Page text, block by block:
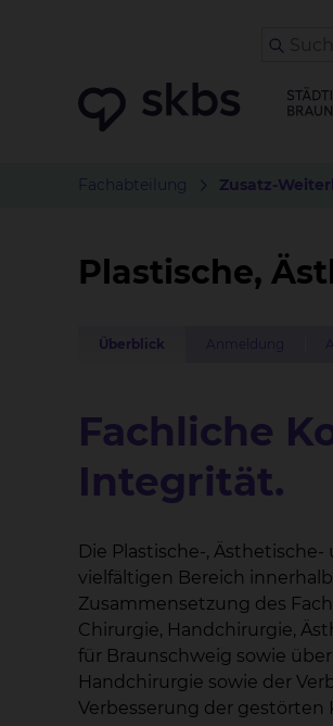
Fachabteilung Zusatz-
Plastische,
Überblick
Fachliche
Integrität.
Die Plastische-,
vielfältigen Bereich
Zusammensetzung des
Chirurgie, Handchirurgie,
für Braunschweig sowie
Handchirurgie sowie der
Verbesserung der